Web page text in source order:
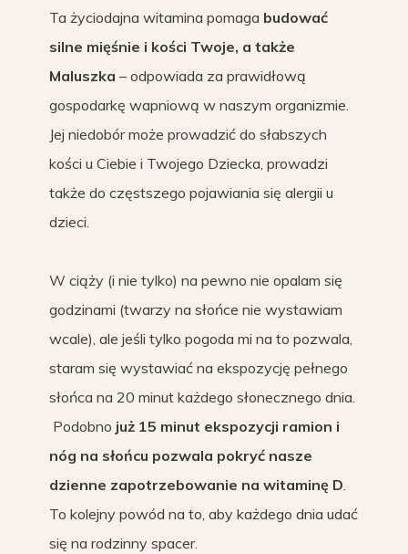
Ta życiodajna witamina pomaga budować
silne mięśnie i kości Twoje, a także
Maluszka – odpowiada za prawidłową
gospodarkę wapniową w naszym organizmie.
Jej niedobór może prowadzić do słabszych
kości u Ciebie i Twojego Dziecka, prowadzi
także do częstszego pojawiania się alergii u
dzieci.
W ciąży (i nie tylko) na pewno nie opalam się
godzinami (twarzy na słońce nie wystawiam
wcale), ale jeśli tylko pogoda mi na to pozwala,
staram się wystawiać na ekspozycję pełnego
słońca na 20 minut każdego słonecznego dnia.
Podobno już 15 minut ekspozycji ramion i
nóg na słońcu pozwala pokryć nasze
dzienne zapotrzebowanie na witaminę D.
To kolejny powód na to, aby każdego dnia udać
się na rodzinny spacer.